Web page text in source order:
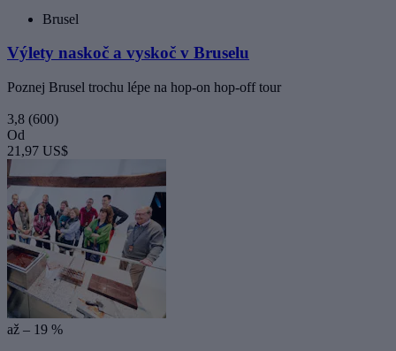
Brusel
Výlety naskoč a vyskoč v Bruselu
Poznej Brusel trochu lépe na hop-on hop-off tour
3,8 (600)
Od
21,97 US$
až – 19 %